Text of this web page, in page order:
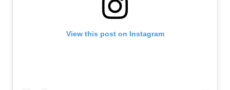
View this post on Instagram